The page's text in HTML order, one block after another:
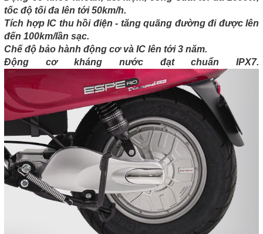
tốc độ tối đa lên tới 50km/h.
Tích hợp IC thu hồi điện - tăng quãng đường đi được lên
đến 100km/lần sạc.
Chế độ bảo hành động cơ và IC lên tới 3 năm.
Động cơ kháng nước đạt chuẩn IPX7.